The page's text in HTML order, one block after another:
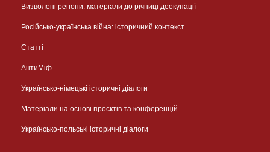
Визволені регіони: матеріали до річниці деокупації
Російсько-українська війна: історичний контекст
Статті
АнтиМіф
Українсько-німецькі історичні діалоги
Матеріали на основі проєктів та конференцій
Українсько-польські історичні діалоги